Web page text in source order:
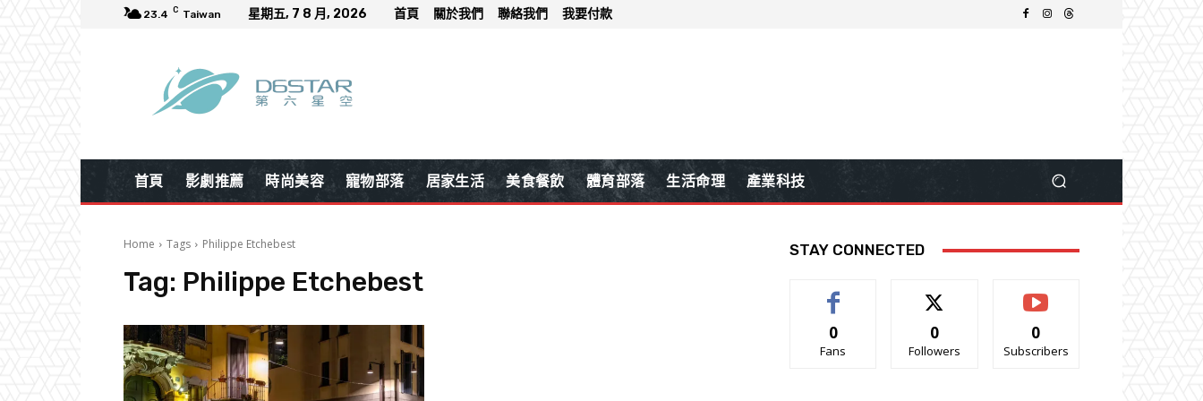
23.4 C Taiwan 星期五, 7 8 月, 2026 首頁 關於我們 聯絡我們 我要付款
首頁 影劇推薦 時尚美容 寵物部落 居家生活 美食餐飲 體育部落 生活命理 產業科技
Home Tags Philippe Etchebest
Tag: Philippe Etchebest
STAY CONNECTED
0
Fans
0
Followers
0
Subscribers